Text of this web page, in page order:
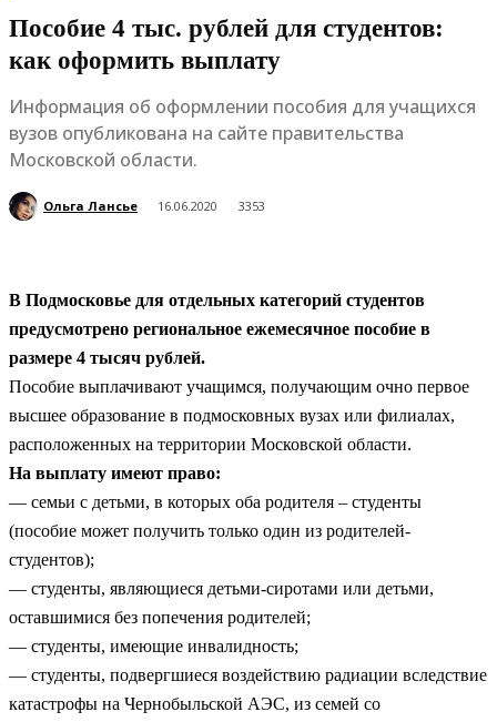
Пособие 4 тыс. рублей для студентов:
как оформить выплату
Информация об оформлении пособия для учащихся
вузов опубликована на сайте правительства
Московской области.
Ольга Лансье 16.06.2020 3353
В Подмосковье для отдельных категорий студентов
предусмотрено региональное ежемесячное пособие в
размере 4 тысяч рублей.
Пособие выплачивают учащимся, получающим очно первое
высшее образование в подмосковных вузах или филиалах,
расположенных на территории Московской области.
На выплату имеют право:
— семьи с детьми, в которых оба родителя – студенты
(пособие может получить только один из родителей-
студентов);
— студенты, являющиеся детьми-сиротами или детьми,
оставшимися без попечения родителей;
— студенты, имеющие инвалидность;
— студенты, подвергшиеся воздействию радиации вследствие
катастрофы на Чернобыльской АЭС, из семей со